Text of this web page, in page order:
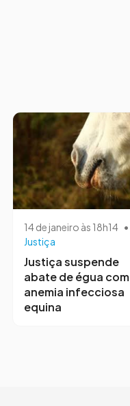
14 de janeiro às 18h14 •
Justiça
Justiça suspende
abate de égua com
anemia infecciosa
equina